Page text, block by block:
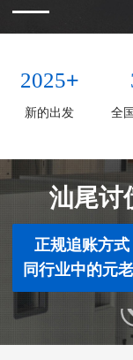
2025+
新的出发 全
汕尾讨
正规追账方
同行业中的元